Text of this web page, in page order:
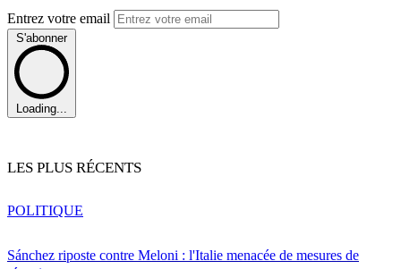
Entrez votre email
S'abonner
Loading...
LES PLUS RÉCENTS
Sánchez riposte contre Meloni : l'Italie menacée de mesures de
POLITIQUE